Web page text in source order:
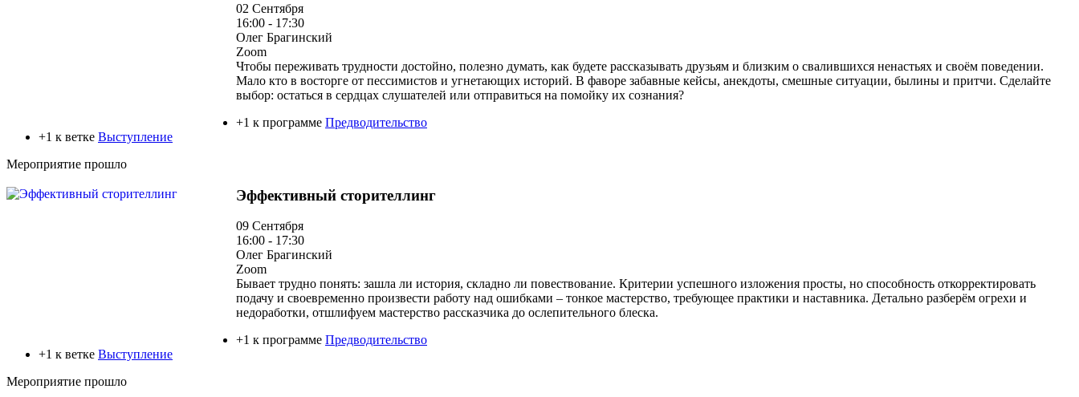
02 Сентября
16:00 - 17:30
Олег Брагинский
Zoom
Чтобы переживать трудности достойно, полезно думать, как будете рассказывать друзьям и близким о свалившихся ненастьях и своём поведении.
Мало кто в восторге от пессимистов и угнетающих историй. В фаворе забавные кейсы, анекдоты, смешные ситуации, былины и притчи. Сделайте
выбор: остаться в сердцах слушателей или отправиться на помойку их сознания?
+1 к программе Предводительство
+1 к ветке Выступление
Мероприятие прошло
Эффективный сторителлинг
09 Сентября
16:00 - 17:30
Олег Брагинский
Zoom
Бывает трудно понять: зашла ли история, складно ли повествование. Критерии успешного изложения просты, но способность откорректировать
подачу и своевременно произвести работу над ошибками – тонкое мастерство, требующее практики и наставника. Детально разберём огрехи и
недоработки, отшлифуем мастерство рассказчика до ослепительного блеска.
+1 к программе Предводительство
+1 к ветке Выступление
Мероприятие прошло